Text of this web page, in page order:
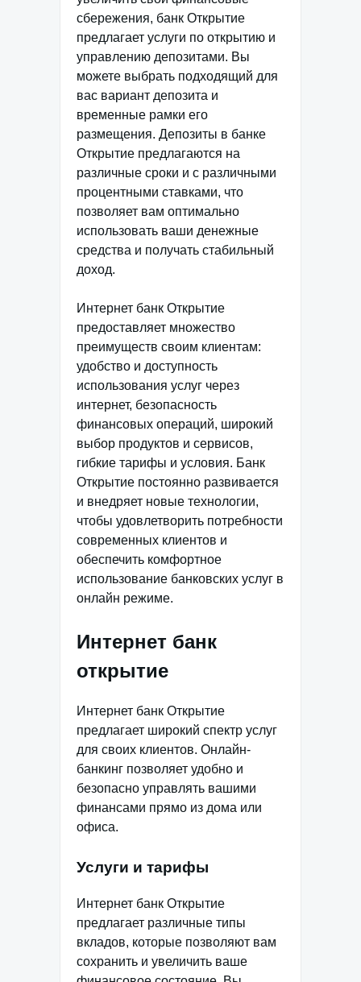
сбережения, банк Открытие
предлагает услуги по открытию и
управлению депозитами. Вы
можете выбрать подходящий для
вас вариант депозита и
временные рамки его
размещения. Депозиты в банке
Открытие предлагаются на
различные сроки и с различными
процентными ставками, что
позволяет вам оптимально
использовать ваши денежные
средства и получать стабильный
доход.
Интернет банк Открытие
предоставляет множество
преимуществ своим клиентам:
удобство и доступность
использования услуг через
интернет, безопасность
финансовых операций, широкий
выбор продуктов и сервисов,
гибкие тарифы и условия. Банк
Открытие постоянно развивается
и внедряет новые технологии,
чтобы удовлетворить потребности
современных клиентов и
обеспечить комфортное
использование банковских услуг в
онлайн режиме.
Интернет банк
открытие
Интернет банк Открытие
предлагает широкий спектр услуг
для своих клиентов. Онлайн-
банкинг позволяет удобно и
безопасно управлять вашими
финансами прямо из дома или
офиса.
Услуги и тарифы
Интернет банк Открытие
предлагает различные типы
вкладов, которые позволяют вам
сохранить и увеличить ваше